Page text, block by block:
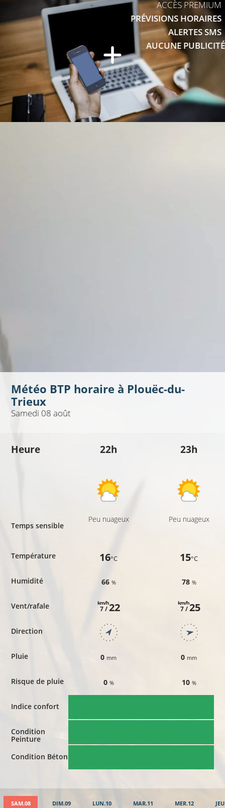
ACCÈS PREMIUM
PRÉVISIONS HORAIRES
ALERTES SMS
AUCUNE PUBLICITÉ
Météo BTP horaire à Plouëc-du-
Trieux
Samedi 08 août
Heure
Temps sensible
Température
Humidité
Vent/rafale
Direction
Pluie
Risque de pluie
Indice confort
Condition
Peinture
Condition Béton
22h
Peu nuageux
16°C
66 %
7 /
km/h22
0 mm
0 %
23h
Peu nuageux
15°C
78 %
7 /
km/h25
0 mm
10 %
SAM.08 DIM.09 LUN.10 MAR.11 MER.12